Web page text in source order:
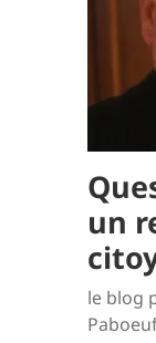
un
le blog